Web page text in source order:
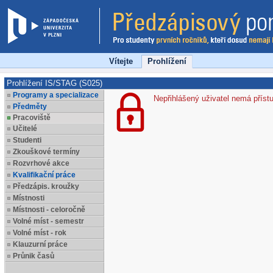
Vítejte Prohlížení
Prohlížení IS/STAG (S025)
Programy a specializace
Předměty
Pracoviště
Učitelé
Studenti
Zkouškové termíny
Rozvrhové akce
Kvalifikační práce
Předzápis. kroužky
Místnosti
Místnosti - celoročně
Volné míst - semestr
Volné míst - rok
Klauzurní práce
Průnik časů
Nepřihlášený uživatel nemá